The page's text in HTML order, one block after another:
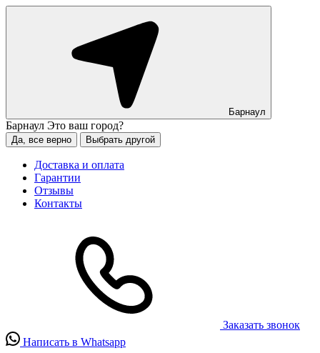
Барнаул
Барнаул Это ваш город?
Да, все верно Выбрать другой
Доставка и оплата
Гарантии
Отзывы
Контакты
Заказать звонок
Написать в Whatsapp